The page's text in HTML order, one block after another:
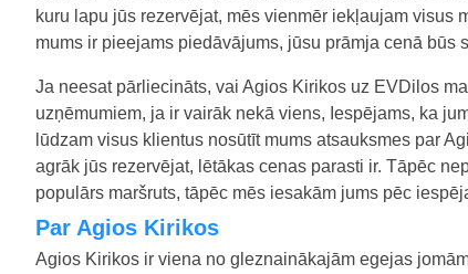
kuru lapu jūs rezervējat, mēs vienmēr iekļaujam visus
mums ir pieejams piedāvājums, jūsu prāmja cenā
Ja neesat pārliecināts, vai Agios Kirikos uz EVDilos
uzņēmumiem, ja ir vairāk nekā viens, Iespējams, ka
lūdzam visus klientus nosūtīt mums atsauksmes par
agrāk jūs rezervējat, lētākas cenas parasti ir. Tāpēc
populārs maršruts, tāpēc mēs iesakām jums pēc
Par Agios Kirikos
Agios Kirikos ir viena no gleznainākajām egejas